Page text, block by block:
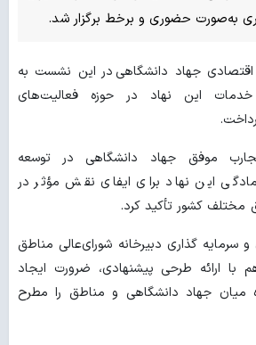
به‌صورت حضوری و برخط برگزار شد.
اقتصادی جهاد دانشگاهی در این نشست به
این نهاد در حوزه فعالیت‌های
موفق جهاد دانشگاهی در توسعه
این نهاد برای ایفای نقش مؤثر در
کشور تأکید کرد.
سرمایه گذاری دبیرخانه شورای‌عالی مناطق
با ارائه طرحی پیشنهادی، ضرورت ایجاد
میان جهاد دانشگاهی و مناطق را مطرح